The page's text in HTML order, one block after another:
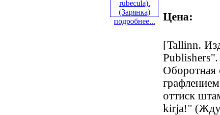
подробнее... Цена:
[Tallinn.
Оборотная
оттиск
kirja!"